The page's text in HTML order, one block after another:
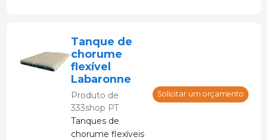
Tanque de
chorume
flexível
Labaronne
Produto de
333shop PT
Tanques de
chorume flexíveis
Solicitar um orçamento